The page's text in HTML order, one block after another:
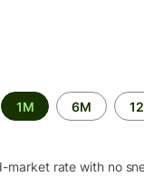
1M 6M
market rate with no